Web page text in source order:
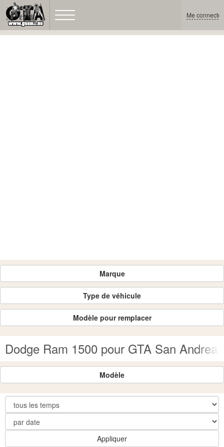
Me connecter
Marque
Type de véhicule
Modèle pour remplacer
Dodge Ram 1500 pour GTA San Andreas
Modèle
Appliquer